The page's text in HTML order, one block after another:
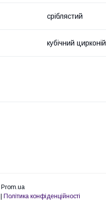
сріблястий
кубічний цирконій
Prom.ua
| Політика конфіденційності